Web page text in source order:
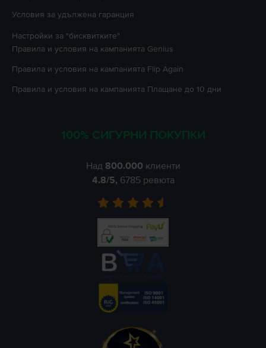
Условия за удължена гаранция
Настройки за "бисквитките"
Правила и условия на кампанията Genius
Правила и условия на кампанията Flip Again
Правила и условия на кампанията Плащане до 10 дни
100% СИГУРНИ ПОКУПКИ
Над 800.000 клиенти
4.8/5, 6785 ревюта